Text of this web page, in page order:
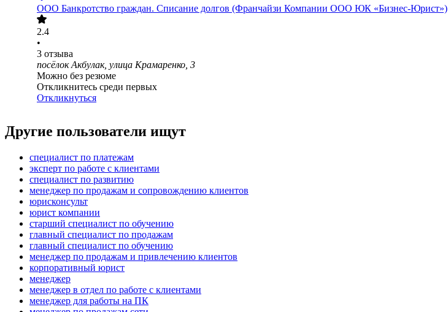
ООО Банкротство граждан. Списание долгов (Франчайзи Компании ООО ЮК «Бизнес-Юрист»)
2.4
•
3 отзыва
посёлок Акбулак, улица Крамаренко, 3
Можно без резюме
Откликнитесь среди первых
Откликнуться
Другие пользователи ищут
специалист по платежам
эксперт по работе с клиентами
специалист по развитию
менеджер по продажам и сопровождению клиентов
юрисконсульт
юрист компании
старший специалист по обучению
главный специалист по продажам
главный специалист по обучению
менеджер по продажам и привлечению клиентов
корпоративный юрист
менеджер
менеджер в отдел по работе с клиентами
менеджер для работы на ПК